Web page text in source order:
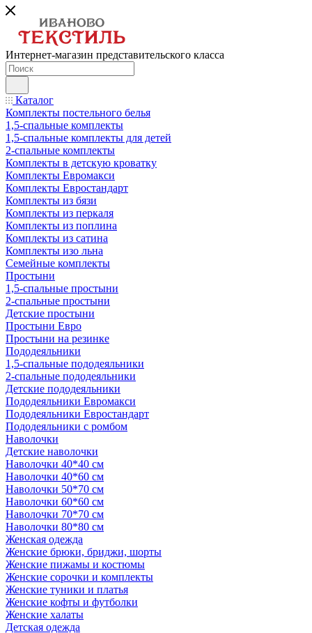
Интернет-магазин представительского класса
Каталог
Комплекты постельного белья
1,5-спальные комплекты
1,5-спальные комплекты для детей
2-спальные комплекты
Комплекты в детскую кроватку
Комплекты Евромакси
Комплекты Евростандарт
Комплекты из бязи
Комплекты из перкаля
Комплекты из поплина
Комплекты из сатина
Комплекты изо льна
Семейные комплекты
Простыни
1,5-спальные простыни
2-спальные простыни
Детские простыни
Простыни Евро
Простыни на резинке
Пододеяльники
1,5-спальные пододеяльники
2-спальные пододеяльники
Детские пододеяльники
Пододеяльники Евромакси
Пододеяльники Евростандарт
Пододеяльники с ромбом
Наволочки
Детские наволочки
Наволочки 40*40 см
Наволочки 40*60 см
Наволочки 50*70 см
Наволочки 60*60 см
Наволочки 70*70 см
Наволочки 80*80 см
Женская одежда
Женские брюки, бриджи, шорты
Женские пижамы и костюмы
Женские сорочки и комплекты
Женские туники и платья
Женские кофты и футболки
Женские халаты
Детская одежда